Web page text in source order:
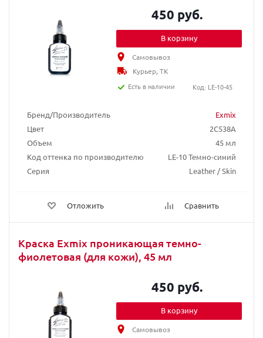
Бренд/Производитель
Exmix
Цвет
2C538A
Объем
45 мл
Код оттенка по производителю
LE-10 Темно-синий
Серия
Leather / Skin
Отложить Сравнить
450 руб.
В корзину
Самовывоз
Курьер, ТК
Есть в наличии
Код: LE-10-45
Краска Exmix проникающая темно-
фиолетовая (для кожи), 45 мл
450 руб.
В корзину
Самовывоз